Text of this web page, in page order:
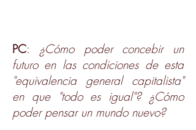
PC: ¿Cómo poder concebir un
futuro en las condiciones de esta
"equivalencia general capitalista"
en que "todo es igual"? ¿Cómo
poder pensar un mundo nuevo?